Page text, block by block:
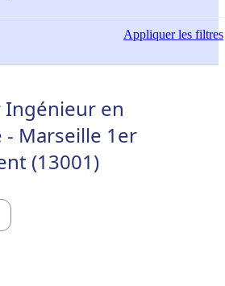
Appliquerles filtres
Ingénieur en
Marseille 1er
(13001)